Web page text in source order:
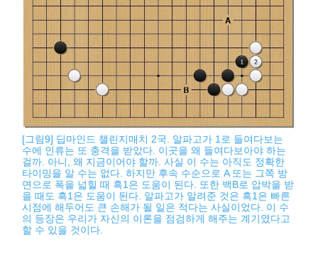
[그림9] 딥마인드 챌린지매치 2국. 알파고가 1로 들여다보는
수에 인류는 또 충격을 받았다. 이곳을 왜 들여다보아야 하는
걸까. 아니, 왜 지금이어야 할까. 사실 이 수는 아직도 정확한
타이밍을 알 수는 없다. 하지만 후속 수순으로 A 또는 그쪽 방
면으로 폭을 넓힐 때 흑1은 도움이 된다. 또한 백B로 압박을 받
을 때도 흑1은 도움이 된다. 알파고가 알려준 것은 흑1은 빠른
시점에 해두어도 큰 손해가 될 일은 적다는 사실이었다. 이 수
의 등장은 우리가 자신의 이론을 점검하게 해주는 계기였다고
할 수 있을 것이다.